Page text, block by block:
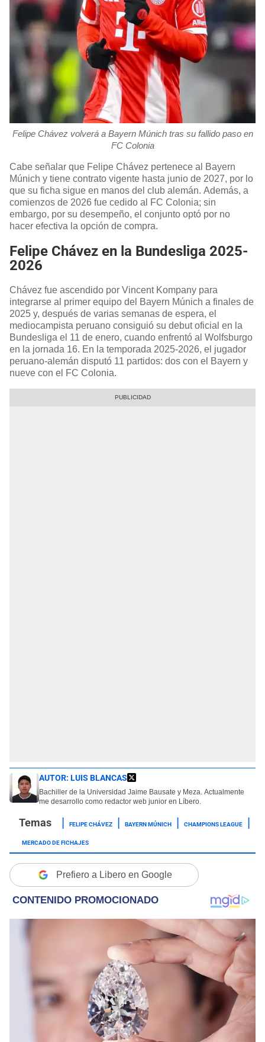
Felipe Chávez volverá a Bayern Múnich tras su fallido paso en
FC Colonia
Cabe señalar que Felipe Chávez pertenece al Bayern
Múnich y tiene contrato vigente hasta junio de 2027, por lo
que su ficha sigue en manos del club alemán. Además, a
comienzos de 2026 fue cedido al FC Colonia; sin
embargo, por su desempeño, el conjunto optó por no
hacer efectiva la opción de compra.
Felipe Chávez en la Bundesliga 2025-
2026
Chávez fue ascendido por Vincent Kompany para
integrarse al primer equipo del Bayern Múnich a finales de
2025 y, después de varias semanas de espera, el
mediocampista peruano consiguió su debut oficial en la
Bundesliga el 11 de enero, cuando enfrentó al Wolfsburgo
en la jornada 16. En la temporada 2025-2026, el jugador
peruano-alemán disputó 11 partidos: dos con el Bayern y
nueve con el FC Colonia.
AUTOR: LUIS BLANCAS
Bachiller de la Universidad Jaime Bausate y Meza. Actualmente
me desarrollo como redactor web junior en Líbero.
FELIPE CHÁVEZ BAYERN MÚNICH
CHAMPIONS LEAGUE
MERCADO DE FICHAJES
Prefiero a Libero en Google